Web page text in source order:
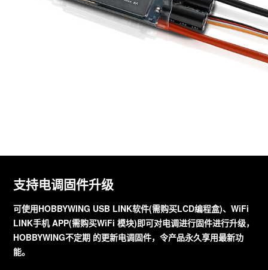
支持电调固件升级
可使用HOBBYWING USB LINK软件(需购买LCD编程盒)、WiFi
LINK手机 APP(需购买WiFi 模块)即可对电调进行固件进行升级，
HOBBYWING不定期 的更新电调固件，令产品永久享用最新功
能。